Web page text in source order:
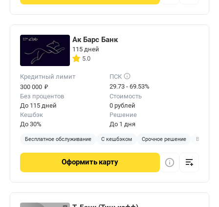
Ак Барс Банк
115 дней
5.0
Кредитный лимит
300 000 ₽
ПСК
29.73 - 69.53%
Без процентов
До 115 дней
Стоимость
0 рублей
Кешбэк
До 30%
Решение
До 1 дня
Бесплатное обслуживание С кешбэком Срочное решение В
Оформить карту